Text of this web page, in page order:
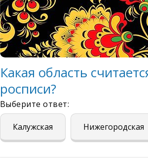
Какая область
росписи?
Выберите ответ:
Калужская Нижегородская